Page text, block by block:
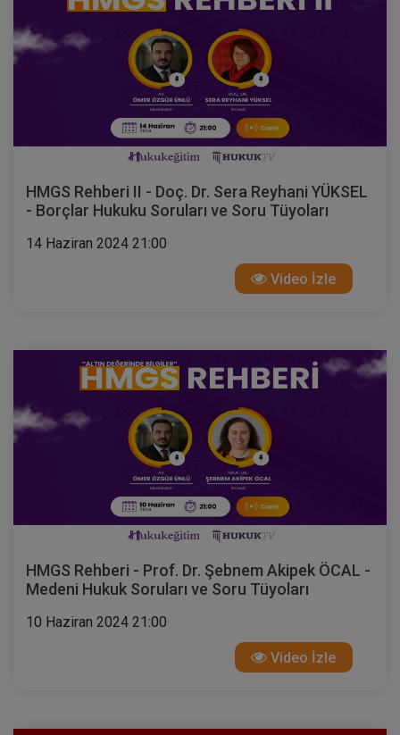
HMGS Rehberi II - Doç. Dr. Sera Reyhani YÜKSEL
- Borçlar Hukuku Soruları ve Soru Tüyoları
14 Haziran 2024 21:00
Video İzle
HMGS Rehberi - Prof. Dr. Şebnem Akipek ÖCAL -
Medeni Hukuk Soruları ve Soru Tüyoları
10 Haziran 2024 21:00
Video İzle